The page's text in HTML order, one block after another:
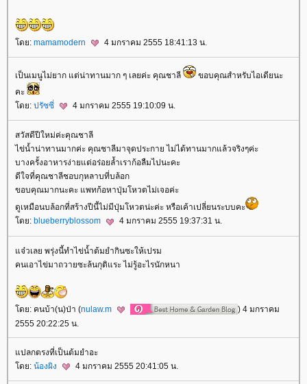
ดย: mamamodern 4 มกราคม 2555 18:41:13 น.
เป็นเมนูไม่ยาก แต่น่าทานมาก ๆ เลยค่ะ คุณชาลี
ขอบคุณสำหรับไอเดียนะ
คะ
ดย: ปรัซซี่ 4 มกราคม 2555 19:10:09 น.
สวัสดีปีใหม่ค่ะคุณชาลี
ไข่น้ำน่าทานมากค่ะ คุณชาลีมาจุดประกาย ไม่ได้ทานมากแล้วจริงๆค่ะ
บางครั้งอาหารง่ายแต่อร่อยล้ำเราก้อลืมไปนะคะ
ดีใจที่คุณชาลีชอบกุหลาบที่บล้อก
ขอบคุณมากนะคะ แพทก้อหาปุ่มโหวตไม่เจอค่ะ
ดูเหมือนบล้อกที่สร้างปีนี้ไม่มีปุ่มโหวตน่ะค่ะ หรือเค้าเปลี่ยนระบบคะ
ดย: blueberryblossom 4 มกราคม 2555 19:37:31 น.
จ๋วเลย พรุ่งนี้ทำไข่น้ำต้มยำกินซะให้เปรม
คนเอาไข่มาถวายซะล้นกุติแระ ไม่รู้อะไรนักหนา
ดย: คนบ้า(น)ป่า (nulaw.m
) 4 มกราคม
2555 20:22:25 น.
ปลกตรงที่เป็นต้มยำอะ
ดย: น้องผิง 4 มกราคม 2555 20:41:05 น.